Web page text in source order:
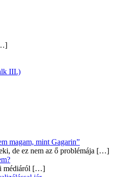
III.)
magam, mint Gagarin”
de ez nem az ő problémája […]
médiáról […]